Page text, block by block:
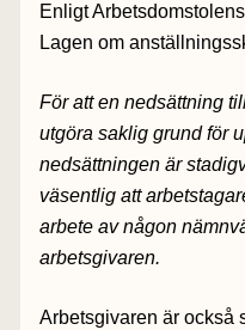
Enligt
Lagen om
För att en nedsättning
utgöra saklig grund för
nedsättningen är
väsentlig att
arbete av någon
arbetsgivaren.
Arbetsgivaren är också